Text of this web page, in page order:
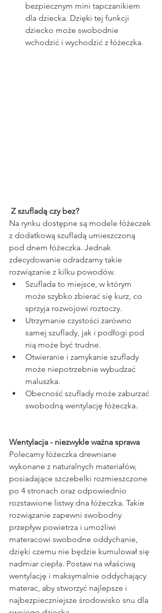
bezpiecznym mini tapczanikiem
dla dziecka. Dzięki tej funkcji
dziecko może swobodnie
wchodzić i wychodzić z łóżeczka.
Z szufladą czy bez?
Na rynku dostępne są modele łóżeczek
z dodatkową szufladą umieszczoną
pod dnem łóżeczka. Jednak
zdecydowanie odradzamy takie
rozwiązanie z kilku powodów.
Szuflada to miejsce, w którym
może szybko zbierać się kurz, co
sprzyja rozwojowi roztoczy.
Utrzymanie czystości zarówno
samej szuflady, jak i podłogi pod
nią może być trudne.
Otwieranie i zamykanie szuflady
może niepotrzebnie wybudzać
maluszka.
Obecność szuflady może zaburzać
swobodną wentylację łóżeczka.
Wentylacja - niezwykle ważna sprawa
Polecamy łóżeczka drewniane
wykonane z naturalnych materiałów,
posiadające szczebelki rozmieszczone
po 4 stronach oraz odpowiednio
rozstawione listwy dna łóżeczka. Takie
rozwiązanie zapewni swobodny
przepływ powietrza i umożliwi
materacowi swobodne oddychanie,
dzięki czemu nie będzie kumulował się
nadmiar ciepła. Postaw na właściwą
wentylację i maksymalnie oddychający
materac, aby stworzyć najlepsze i
najbezpieczniejsze środowisko snu dla